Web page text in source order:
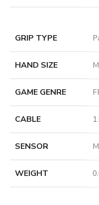
GRIP TYPE
HAND SIZE
GAME GENRE
CABLE
SENSOR
WEIGHT